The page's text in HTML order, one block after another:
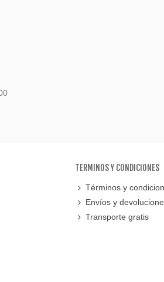
TERMINOS Y CONDICIONES
Términos y
Envíos y
Transporte gratis